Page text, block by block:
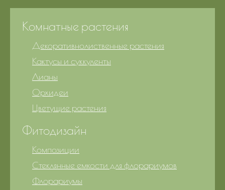
Комнатные растения
Декоративнолиственные растения
Кактусы и суккуленты
Лианы
Орхидеи
Цветущие растения
Фитодизайн
Композиции
Стеклянные емкости для флорариумов
Флорариумы